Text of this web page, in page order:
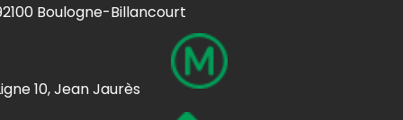
Boulogne-Billancourt
10, Jean Jaurès